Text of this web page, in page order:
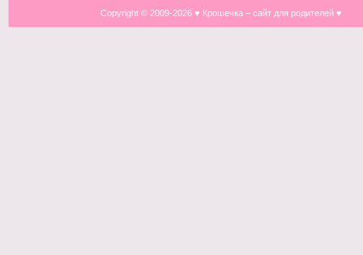
Copyright © 2009-2026 ♥ Крошечка – сайт для родителей ♥